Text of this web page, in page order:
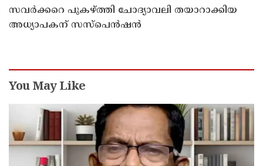
സവര്‍ക്കറെ പുകഴ്ത്തി ചോദ്യാവലി തയാറാക്കിയ
അധ്യാപകന് സസ്‌പെന്‍ഷന്‍
You May Like